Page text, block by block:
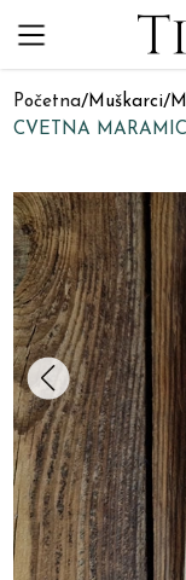
Početna/Muškarci/
CVETNA